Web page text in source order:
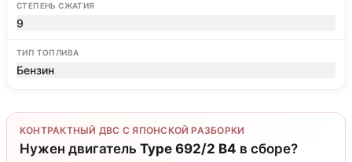
СТЕПЕНЬ СЖАТИЯ
9
ТИП ТОПЛИВА
Бензин
КОНТРАКТНЫЙ ДВС С ЯПОНСКОЙ РАЗБОРКИ
Нужен двигатель Type 692/2 B4 в сборе?